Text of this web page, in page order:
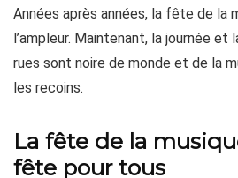
Années après années, la fête de la
l’ampleur. Maintenant, la journée et
rues sont noire de monde et de la
les recoins.
La fête de la
fête pour tous